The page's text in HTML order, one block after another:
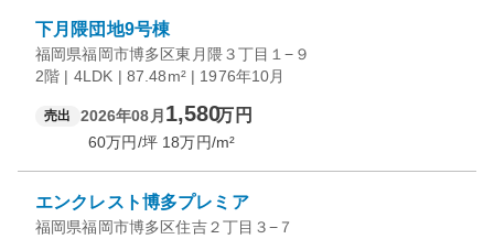
下月隈団地9号棟
福岡県福岡市博多区東月隈３丁目１−９
2階 | 4LDK | 87.48m² | 1976年10月
売出 2026年08月 1,580万円
60万円/坪 18万円/m²
エンクレスト博多プレミア
福岡県福岡市博多区住吉２丁目３−７